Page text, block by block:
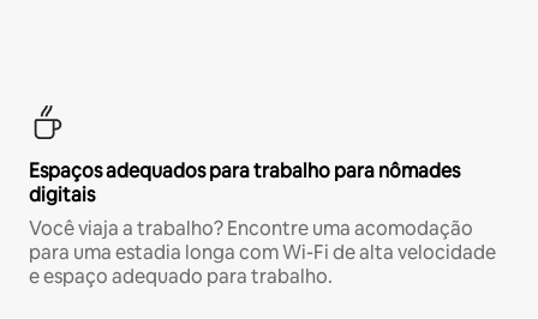
Espaços adequados para trabalho para nômades
digitais
Você viaja a trabalho? Encontre uma acomodação
para uma estadia longa com Wi-Fi de alta velocidade
e espaço adequado para trabalho.